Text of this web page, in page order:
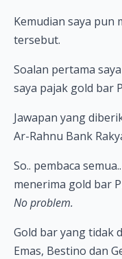
Kemudian saya pun
tersebut.
Soalan pertama
saya pajak gold bar
Jawapan yang
Ar-Rahnu Bank
So.. pembaca
menerima gold bar
No problem.
Gold bar yang tidak
Emas, Bestino dan